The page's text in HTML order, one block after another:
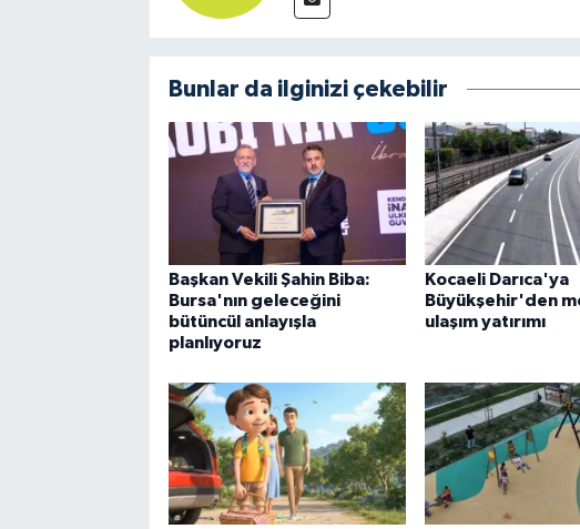
Bunlar da ilginizi çekebilir
Başkan Vekili Şahin Biba:
Bursa'nın geleceğini
bütüncül anlayışla
planlıyoruz
Kocaeli Darıca'ya
Büyükşehir'den
ulaşım yatırımı